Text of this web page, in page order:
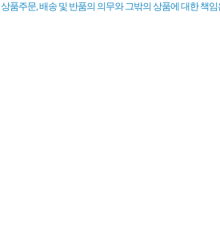
상품주문, 배송 및 반품의 의무와 그밖의 상품에 대한 책